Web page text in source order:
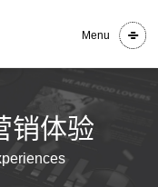
Menu
销体验